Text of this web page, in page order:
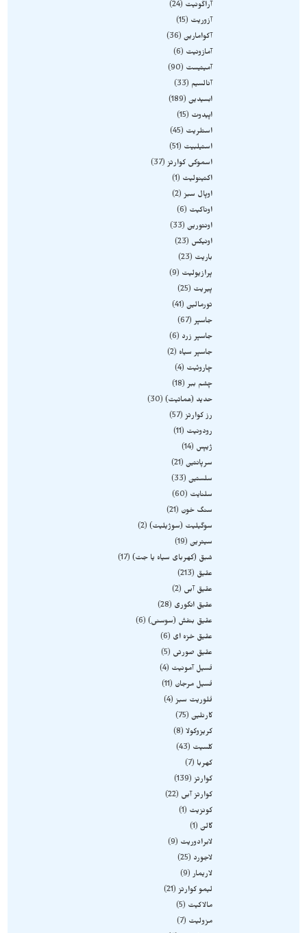
آراگونیت
24
آزوریت
15
آکوامارین 36
آمازونیت
6
آمیتیست
90
آنالسیم
33
ابسیدین 189
اپیدوت
15
استلریت
45
استیلبیت
51
اسموکی کوارتز 37
اکتینولیت
1
اوپال سبز 2
اوناکیت
6
اونتورین 33
اونیکس
23
باریت
23
پرازیولیت
9
پیریت
25
تورمالین 41
جاسپر 67
جاسپر زرد
6
جاسپر سیاه
2
چاروئیت
4
چشم ببر 18
حدید (هماتیت) 30
رز کوارتز 57
رودونیت
11
ژیپس
14
سرپانتین 21
سلستین 33
سلنایت
60
سنگ خون
21
سوگیلیت (سوژیلیت) 2
سیترین 19
شبق (کهربای سیاه یا جت) 17
عقیق
213
عقیق آبی
2
عقیق انگوری
28
عقیق بنفش (سوسنی) 6
عقیق خزه ای
6
عقیق صورتی
5
فسیل آمونیت
4
فسیل مرجان
11
فلوریت سبز 4
کارنلین 75
کریزوکولا
8
کلسیت
43
کهربا
7
کوارتز 139
کوارتز آبی
22
کونزیت
1
گالن 1
لابرادوریت
9
لاجورد
25
لاریمار 9
لیمو کوارتز 21
مالاکیت
5
مزولیت
7